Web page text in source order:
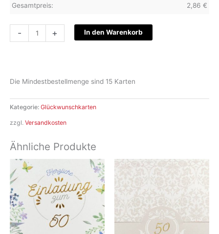
Gesamtpreis: 2,86 €
-
Glückwunschkarte
-
+ In den Warenkorb
Die Mindestbestellmenge sind 15 Karten
Kategorie: Glückwunschkarten
zzgl. Versandkosten
Ähnliche Produkte